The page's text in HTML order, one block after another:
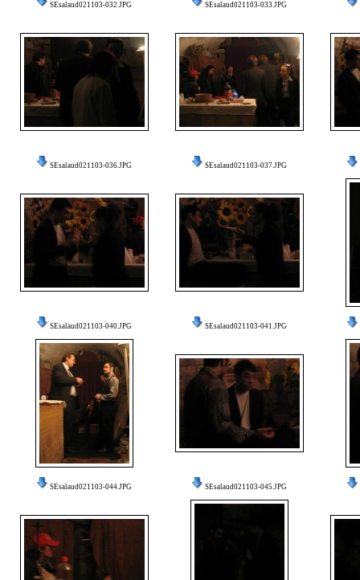
SEsalaud021103-032.JPG SEsalaud021103-033.JPG
SEsalaud021103-036.JPG SEsalaud021103-037.JPG
SEsalaud021103-040.JPG SEsalaud021103-041.JPG
SEsalaud021103-044.JPG SEsalaud021103-045.JPG